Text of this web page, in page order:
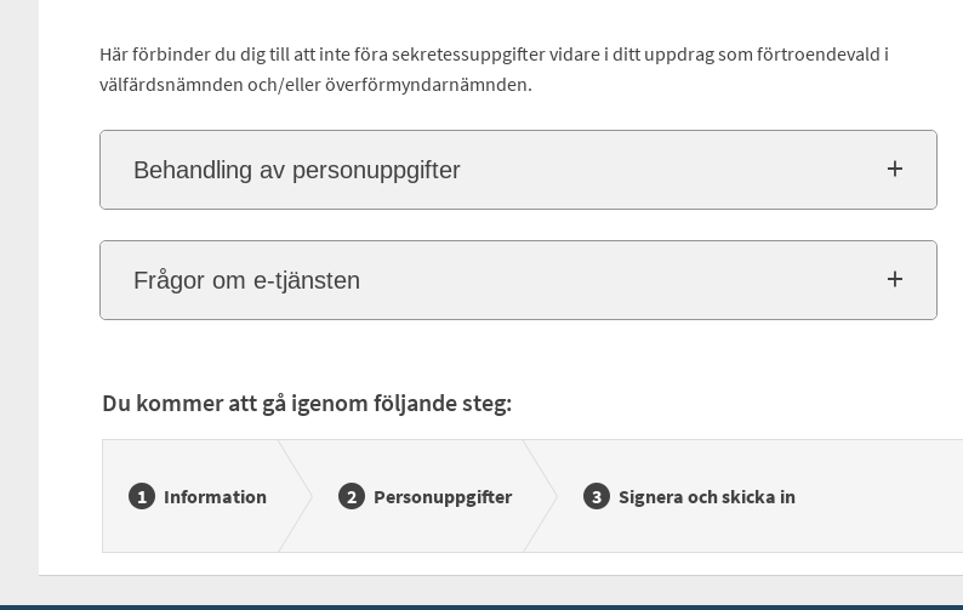
Här förbinder du dig till att inte föra sekretessuppgifter vidare i ditt uppdrag som förtroendevald i
välfärdsnämnden och/eller överförmyndarnämnden.
Behandling av personuppgifter
Frågor om e-tjänsten
Du kommer att gå igenom följande steg:
Information Personuppgifter Signera och skicka in